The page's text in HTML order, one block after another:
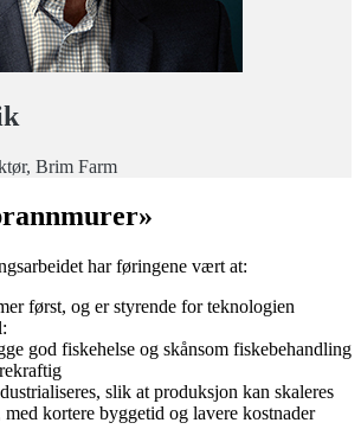
Brim Farm
har føringene vært at:
først, og er styrende for teknologien
god fiskehelse og skånsom fiskebehandling
slik at produksjon kan skaleres
kortere byggetid og lavere kostnader